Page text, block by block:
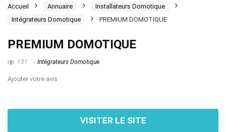
Accueil Annuaire
Installateurs Domotique
Intégrateurs Domotique
PREMIUM DOMOTIQUE
PREMIUM DOMOTIQUE
131 Intégrateurs Domotique
Ajouter votre avis
VISITER LE SITE